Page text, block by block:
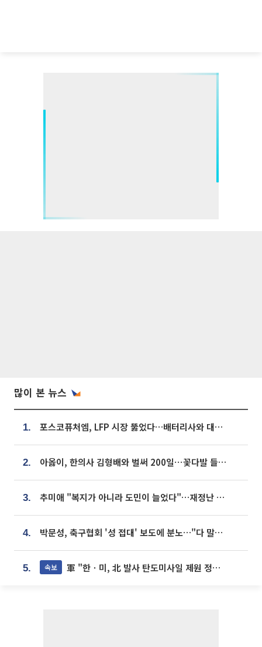
많이 본 뉴스
1. 포스코퓨처엠, LFP 시장 뚫었다…배터리사와 대규모 장기 공급 합의
2. 아옳이, 한의사 김형배와 벌써 200일⋯꽃다발 들고 "프러포즈 아냐"
3. 추미애 "복지가 아니라 도민이 늘었다"…재정난 책임론 정면돌파
4. 박문성, 축구협회 '성 접대' 보도에 분노…"다 말아먹으려고 작정했나"
5. 속보 軍 "한ㆍ미, 北 발사 탄도미사일 제원 정밀분석 중"